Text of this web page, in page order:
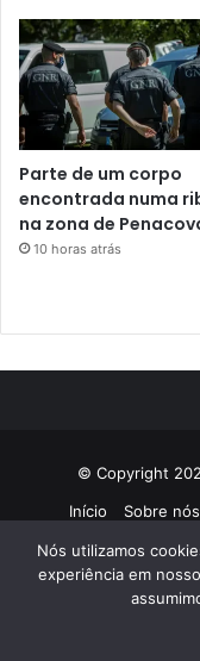
Parte de um corpo
encontrada numa
na zona de
10 horas atrás
© Copyright
Início
Sobre nós
Nós utilizamos
experiência em